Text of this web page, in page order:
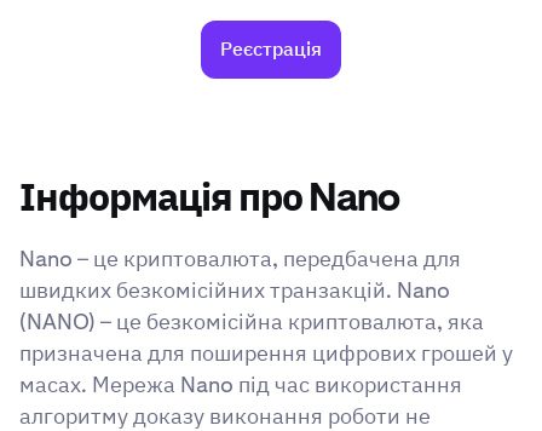
Реєстрація
Інформація про Nano
Nano – це криптовалюта, передбачена для
швидких безкомісійних транзакцій. Nano
(NANO) – це безкомісійна криптовалюта, яка
призначена для поширення цифрових грошей у
масах. Мережа Nano під час використання
алгоритму доказу виконання роботи не